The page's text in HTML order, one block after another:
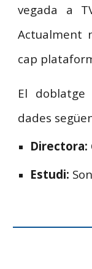
vegada a
Actualment
cap
El
dades
Directora:
Estudi: